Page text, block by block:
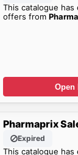
This catalogue has
offers from
Open
Pharmaprix
Expired
This catalogue has